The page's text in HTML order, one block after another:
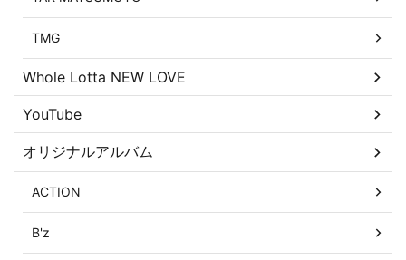
TMG
Whole Lotta NEW LOVE
YouTube
オリジナルアルバム
ACTION
B'z